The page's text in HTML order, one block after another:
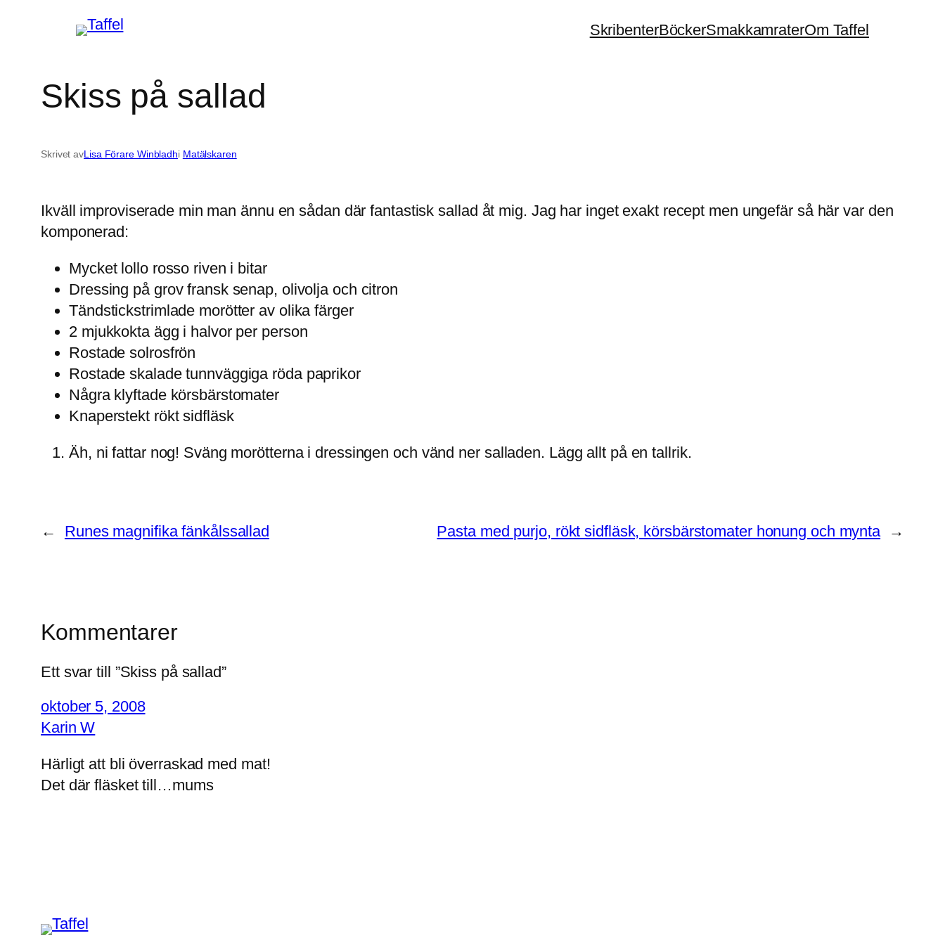
SkribenterBöckerSmakkamraterOm Taffel
Skiss på sallad
Skrivet avLisa Förare Winbladhi Matälskaren
Ikväll improviserade min man ännu en sådan där fantastisk sallad åt mig. Jag har inget exakt recept men ungefär så här var den
komponerad:
Mycket lollo rosso riven i bitar
Dressing på grov fransk senap, olivolja och citron
Tändstickstrimlade morötter av olika färger
2 mjukkokta ägg i halvor per person
Rostade solrosfrön
Rostade skalade tunnväggiga röda paprikor
Några klyftade körsbärstomater
Knaperstekt rökt sidfläsk
Äh, ni fattar nog! Sväng morötterna i dressingen och vänd ner salladen. Lägg allt på en tallrik.
← Runes magnifika fänkålssallad Pasta med purjo, rökt sidfläsk, körsbärstomater honung och mynta →
Kommentarer
Ett svar till ”Skiss på sallad”
oktober 5, 2008
Karin W
Härligt att bli överraskad med mat!
Det där fläsket till…mums